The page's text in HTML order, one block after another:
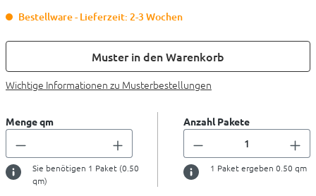
Bestellware - Lieferzeit: 2-3 Wochen
Muster in den Warenkorb
Wichtige Informationen zu Musterbestellungen
Menge qm
Sie benötigen 1 Paket (0.50
qm)
Anzahl Pakete
1 Paket ergeben 0.50 qm